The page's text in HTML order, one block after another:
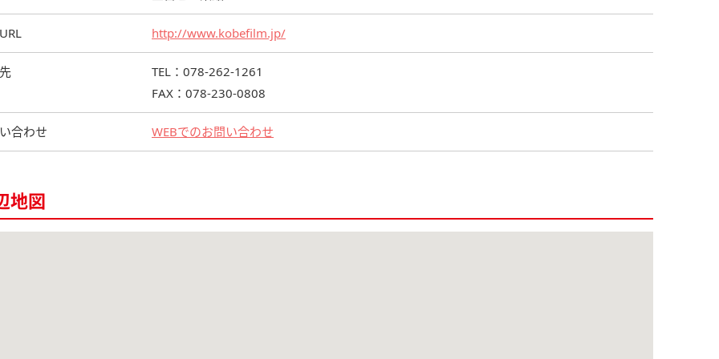
http://www.kobefilm.jp/
TEL：078-262-1261
FAX：078-230-0808
合わせ WEBでのお問い合わせ
地図